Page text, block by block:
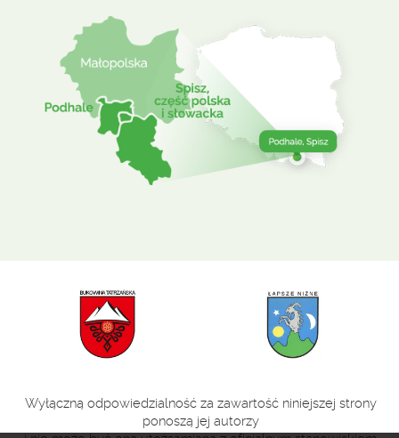
Wyłączną odpowiedzialność za zawartość niniejszej strony
ponoszą jej autorzy